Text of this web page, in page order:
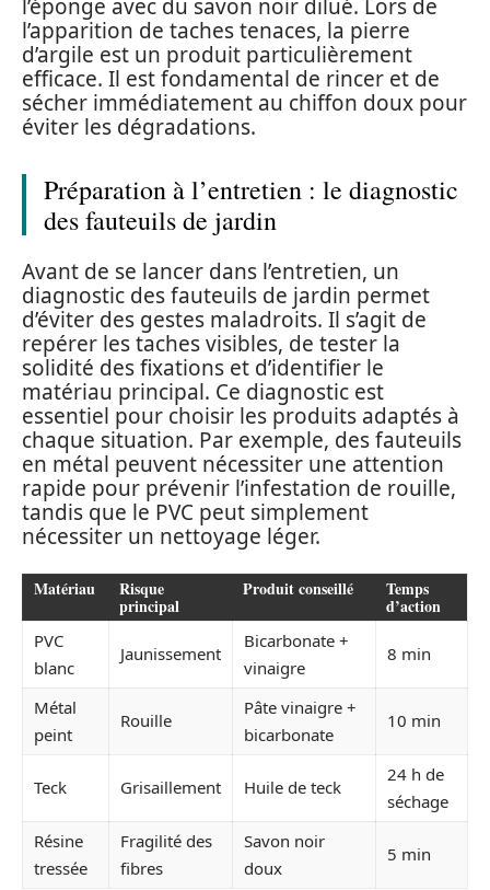
l’éponge avec du savon noir dilué. Lors de
l’apparition de taches tenaces, la pierre
d’argile est un produit particulièrement
efficace. Il est fondamental de rincer et de
sécher immédiatement au chiffon doux pour
éviter les dégradations.
Préparation à l’entretien : le diagnostic
des fauteuils de jardin
Avant de se lancer dans l’entretien, un
diagnostic des fauteuils de jardin permet
d’éviter des gestes maladroits. Il s’agit de
repérer les taches visibles, de tester la
solidité des fixations et d’identifier le
matériau principal. Ce diagnostic est
essentiel pour choisir les produits adaptés à
chaque situation. Par exemple, des fauteuils
en métal peuvent nécessiter une attention
rapide pour prévenir l’infestation de rouille,
tandis que le PVC peut simplement
nécessiter un nettoyage léger.
Matériau Risque
principal
Produit conseillé Temps
d’action
PVC
blanc
Jaunissement
Bicarbonate +
vinaigre
8 min
Métal
peint
Rouille
Pâte vinaigre +
bicarbonate
10 min
Teck Grisaillement Huile de teck
24 h de
séchage
Résine
tressée
Fragilité des
fibres
Savon noir
doux
5 min